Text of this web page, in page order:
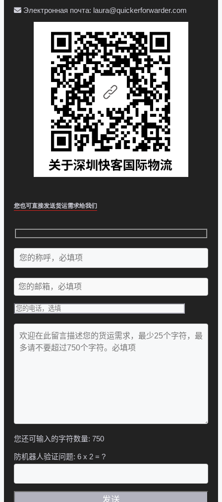
Электронная почта: laura@quickerforwarder.com
您也可直接发送货运需求给我们
您还可输入的字符数量: 750
防机器人验证问题: 6 x 2 = ?